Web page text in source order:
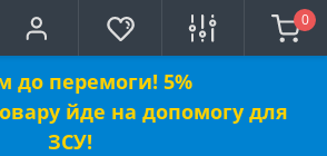
до перемоги! 5%
йде на допомогу для
ЗСУ!
0